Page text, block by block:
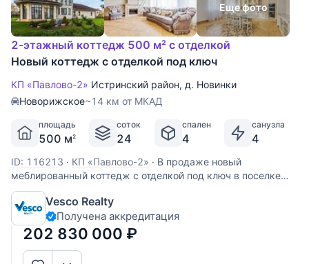
Еще фото
2-этажный коттедж 500 м² с отделкой
Новый коттедж с отделкой под ключ
КП «Павлово-2» Истринский район, д. Новинки
Новорижское~14 км от МКАД
площадь
500 м2
соток
24
спален
4
санузла
4
ID: 116213 · КП «Павлово-2» · В продаже новый
меблированный коттедж с отделкой под ключ в поселке
поселке Павлово-2. В доме сделан ремонт в классическом
стиле. В доме 4 спальни, сауна, квартира для персонала,
гараж в контуре дома на 1 м/м. Дополнительно навес на 2
автомобиля. В
Vesco Realty
Получена аккредитация
202 830 000 ₽